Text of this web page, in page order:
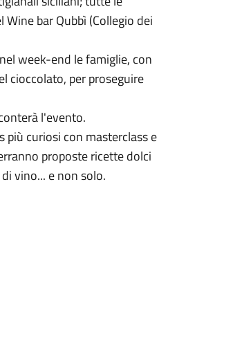
bar Qubbì (Collegio dei
week-end le famiglie, con
cioccolato, per proseguire
l'evento.
più curiosi con masterclass e
proposte ricette dolci
vino... e non solo.